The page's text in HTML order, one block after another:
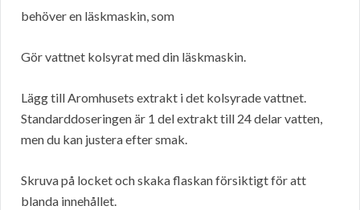
behöver en läskmaskin, som
Gör vattnet kolsyrat med din läskmaskin.
Lägg till Aromhusets extrakt i det kolsyrade vattnet.
Standarddoseringen är 1 del extrakt till 24 delar vatten,
men du kan justera efter smak.
Skruva på locket och skaka flaskan försiktigt för att
blanda innehållet.